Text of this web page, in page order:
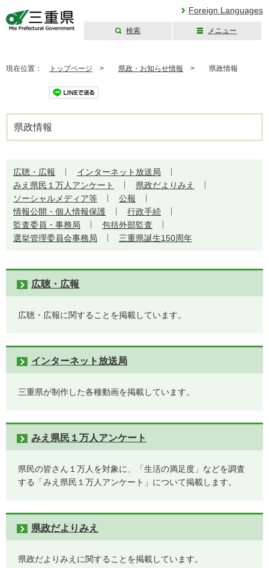
Foreign Languages
検索 メニュー
現在位置： トップページ > 県政・お知らせ情報 > 県政情報
県政情報
広聴・広報
インターネット放送局
みえ県民１万人アンケート
県政だよりみえ
ソーシャルメディア等
公報
情報公開・個人情報保護
行政手続
監査委員・事務局
包括外部監査
選挙管理委員会事務局
三重県誕生150周年
広聴・広報
広聴・広報に関することを掲載しています。
インターネット放送局
三重県が制作した各種動画を掲載しています。
みえ県民１万人アンケート
県民の皆さん１万人を対象に、「生活の満足度」などを調査
する「みえ県民１万人アンケート」について掲載します。
県政だよりみえ
県政だよりみえに関することを掲載しています。